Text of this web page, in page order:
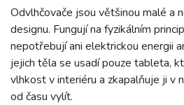
Odvlhčovače jsou většinou malé a
designu. Fungují na fyzikálním
nepotřebují ani elektrickou energii
jejich těla se usadí pouze tableta,
vlhkost v interiéru a zkapalňuje ji v
od času vylít.